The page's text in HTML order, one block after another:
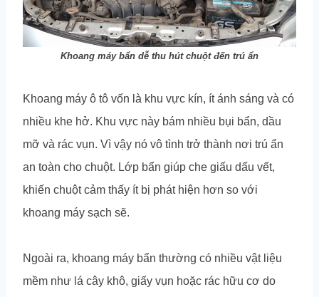
Khoang máy bẩn dễ thu hút chuột đến trú ẩn
Khoang máy ô tô vốn là khu vực kín, ít ánh sáng và có
nhiều khe hở. Khu vực này bám nhiều bụi bẩn, dầu
mỡ và rác vụn. Vì vậy nó vô tình trở thành nơi trú ẩn
an toàn cho chuột. Lớp bẩn giúp che giấu dấu vết,
khiến chuột cảm thấy ít bị phát hiện hơn so với
khoang máy sạch sẽ.
Ngoài ra, khoang máy bẩn thường có nhiều vật liệu
mềm như lá cây khô, giấy vụn hoặc rác hữu cơ do